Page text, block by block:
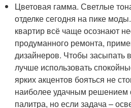
Цветовая гамма. Светлые
отделке сегодня на пике
квартир всё чаще осознают
продуманного ремонта,
дизайнеров. Чтобы засыпать
лучше использовать
ярких акцентов бояться не
наиболее удачным решением
палитра, но если задача –